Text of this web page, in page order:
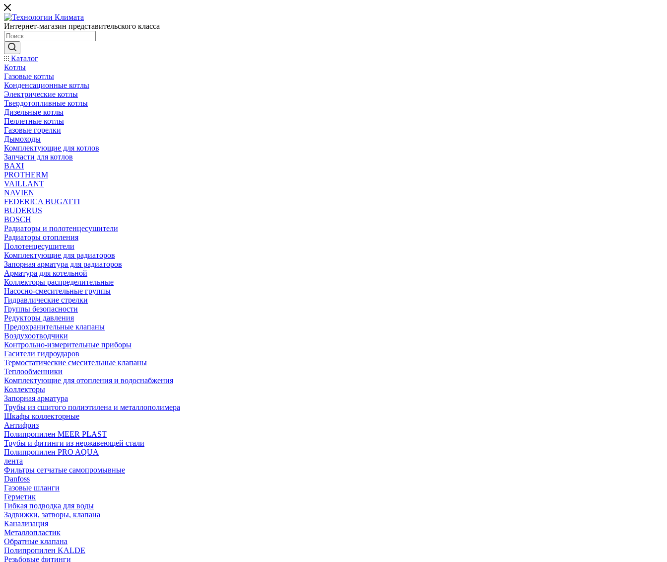
Интернет-магазин представительского класса
Каталог
Котлы
Газовые котлы
Конденсационные котлы
Электрические котлы
Твердотопливные котлы
Дизельные котлы
Пеллетные котлы
Газовые горелки
Дымоходы
Комплектующие для котлов
Запчасти для котлов
BAXI
PROTHERM
VAILLANT
NAVIEN
FEDERICA BUGATTI
BUDERUS
BOSCH
Радиаторы и полотенцесушители
Радиаторы отопления
Полотенцесушители
Комплектующие для радиаторов
Запорная арматура для радиаторов
Арматура для котельной
Коллекторы распределительные
Насосно-смесительные группы
Гидравлические стрелки
Группы безопасности
Редукторы давления
Предохранительные клапаны
Воздухоотводчики
Контрольно-измерительные приборы
Гасители гидроударов
Термостатические смесительные клапаны
Теплообменники
Комплектующие для отопления и водоснабжения
Коллекторы
Запорная арматура
Трубы из сшитого полиэтилена и металлополимера
Шкафы коллекторные
Антифриз
Полипропилен MEER PLAST
Трубы и фитинги из нержавеющей стали
Полипропилен PRO AQUA
лента
Фильтры сетчатые самопромывные
Danfoss
Газовые шланги
Герметик
Гибкая подводка для воды
Задвижки, затворы, клапана
Канализация
Металлопластик
Обратные клапана
Полипропилен KALDE
Резьбовые фитинги